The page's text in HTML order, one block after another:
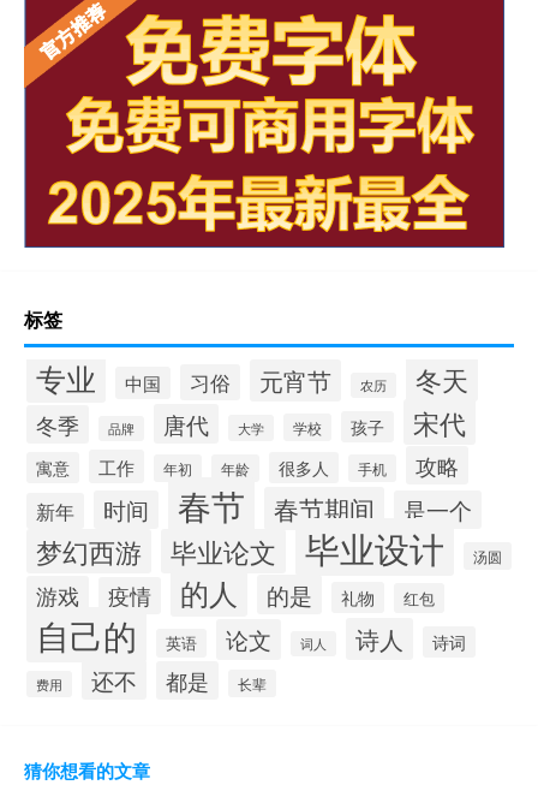
标签
专业 中国 习俗 元宵节 农历 冬天
冬季 品牌 唐代 大学 学校 孩子 宋代
寓意 工作 年初 年龄 很多人 手机 攻略
新年 时间 春节 春节期间 是一个
梦幻西游 毕业论文 毕业设计 汤圆
游戏 疫情 的人 的是 礼物 红包
自己的 英语 论文 词人 诗人 诗词
费用 还不 都是 长辈
猜你想看的文章